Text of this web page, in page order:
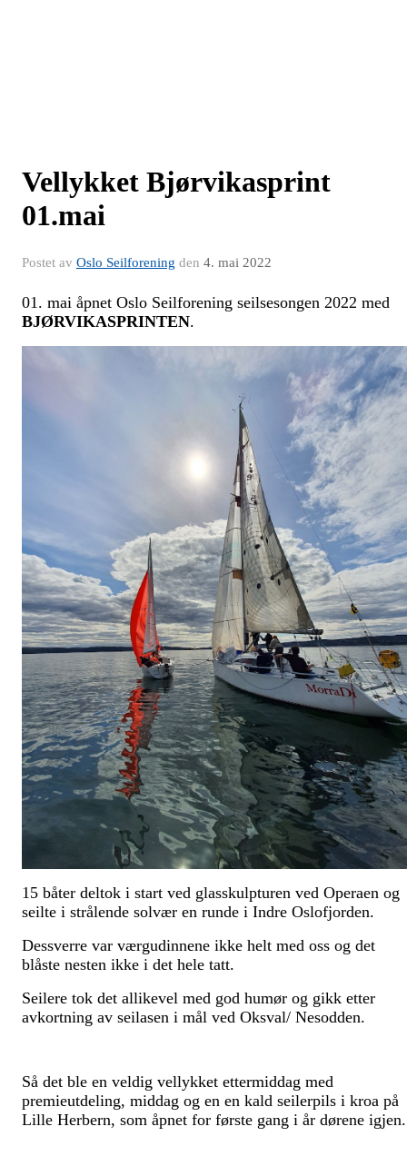
Vellykket Bjørvikasprint
01.mai
Postet av Oslo Seilforening den 4. mai 2022
01. mai åpnet Oslo Seilforening seilsesongen 2022 med
BJØRVIKASPRINTEN.
15 båter deltok i start ved glasskulpturen ved Operaen og
seilte i strålende solvær en runde i Indre Oslofjorden.
Dessverre var værgudinnene ikke helt med oss og det
blåste nesten ikke i det hele tatt.
Seilere tok det allikevel med god humør og gikk etter
avkortning av seilasen i mål ved Oksval/ Nesodden.
Så det ble en veldig vellykket ettermiddag med
premieutdeling, middag og en en kald seilerpils i kroa på
Lille Herbern, som åpnet for første gang i år dørene igjen.